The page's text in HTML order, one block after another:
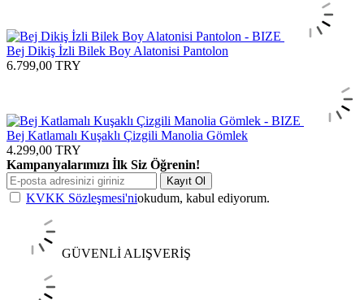
Bej Dikiş İzli Bilek Boy Alatonisi Pantolon
6.799,00 TRY
Bej Katlamalı Kuşaklı Çizgili Manolia Gömlek
4.299,00 TRY
Kampanyalarımızı İlk Siz Öğrenin!
Kayıt Ol
KVKK Sözleşmesi'niokudum, kabul ediyorum.
GÜVENLİ ALIŞVERİŞ